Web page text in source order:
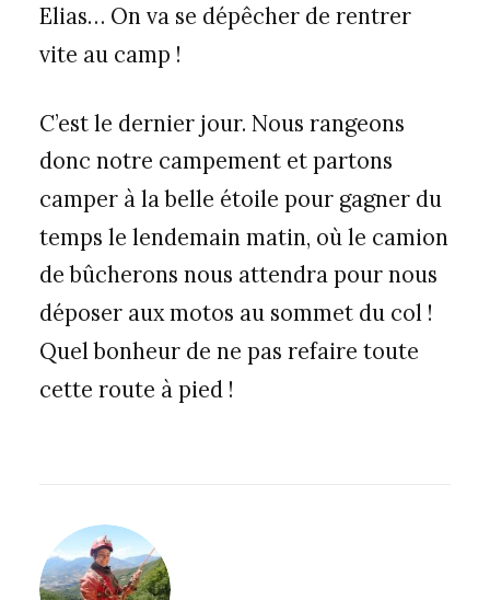
Elias… On va se dépêcher de rentrer
vite au camp !
C’est le dernier jour. Nous rangeons
donc notre campement et partons
camper à la belle étoile pour gagner du
temps le lendemain matin, où le camion
de bûcherons nous attendra pour nous
déposer aux motos au sommet du col !
Quel bonheur de ne pas refaire toute
cette route à pied !